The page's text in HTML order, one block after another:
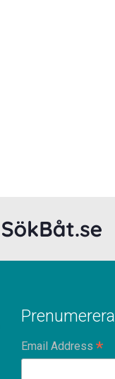
Prenumerera
Email Address *